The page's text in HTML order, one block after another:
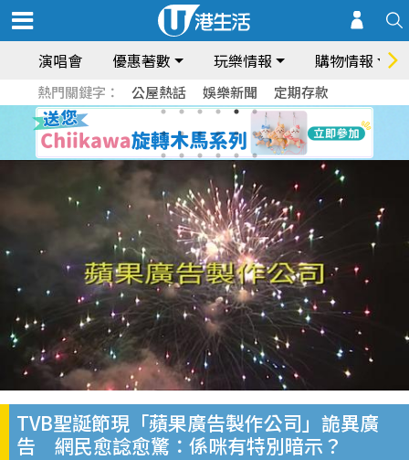
演唱會 優惠著數 玩樂情報 購物情報
熱門關鍵字： 公屋熱話 娛樂新聞 定期存款
TVB聖誕節現「蘋果廣告製作公司」詭異廣
告 網民愈諗愈驚：係咪有特別暗示？